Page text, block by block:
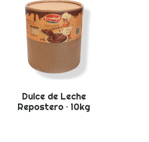
Dulce de Leche
Repostero · 10kg